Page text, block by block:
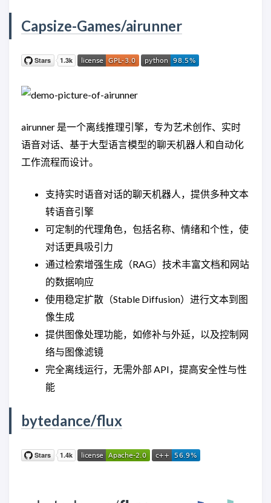
Capsize-Games/airunner
airunner 是一个离线推理引擎，专为艺术创作、实时
语音对话、基于大型语言模型的聊天机器人和自动化
工作流程而设计。
支持实时语音对话的聊天机器人，提供多种文本
转语音引擎
可定制的代理角色，包括名称、情绪和个性，使
对话更具吸引力
通过检索增强生成（RAG）技术丰富文档和网站
的数据响应
使用稳定扩散（Stable Diffusion）进行文本到图
像生成
提供图像处理功能，如修补与外延，以及控制网
络与图像滤镜
完全离线运行，无需外部 API，提高安全性与性
能
bytedance/flux